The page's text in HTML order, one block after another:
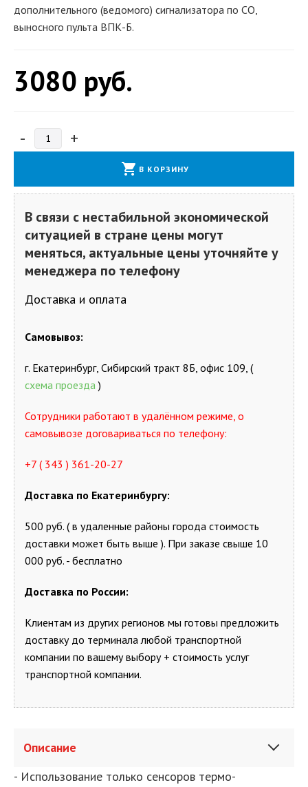
дополнительного (ведомого) сигнализатора по СО,
выносного пульта ВПК-Б.
3080 руб.
- +
shopping_cart В КОРЗИНУ
В связи с нестабильной экономической
ситуацией в стране цены могут
меняться, актуальные цены уточняйте у
менеджера по телефону
Доставка и оплата
Самовывоз:
г. Екатеринбург, Сибирский тракт 8Б, офис 109, (
схема проезда)
Сотрудники работают в удалённом режиме, о
самовывозе договариваться по телефону:
+7 ( 343 ) 361-20-27
Доставка по Екатеринбургу:
500 руб. ( в удаленные районы города стоимость
доставки может быть выше ). При заказе свыше 10
000 руб. - бесплатно
Доставка по России:
Клиентам из других регионов мы готовы предложить
доставку до терминала любой транспортной
компании по вашему выбору + стоимость услуг
транспортной компании.
Описание
- Использование только сенсоров термо-